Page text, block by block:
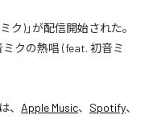
ク)」が配信開始された。
クの熱唱 (feat. 初音ミ
、 Apple Music、 Spotify、